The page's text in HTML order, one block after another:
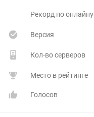
Рекорд по онлайну
Версия
Кол-во серверов
Место в рейтинге
Голосов